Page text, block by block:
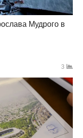
Мудрого в
3